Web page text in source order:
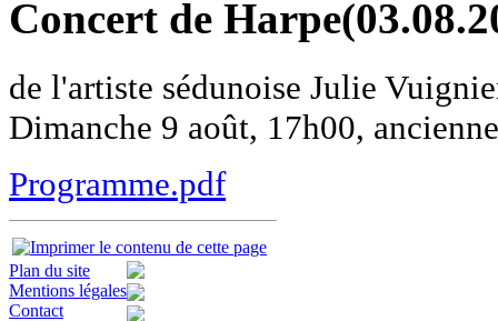
Concert de Harpe
de l'artiste sédunoise Julie
Dimanche 9 août, 17h00,
Programme.pdf
Plan du site
Mentions légales
Contact